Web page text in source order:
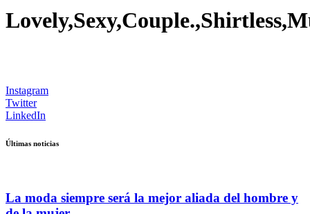
Instagram
Twitter
LinkedIn
Últimas noticias
La moda siempre será la mejor aliada del hombre y